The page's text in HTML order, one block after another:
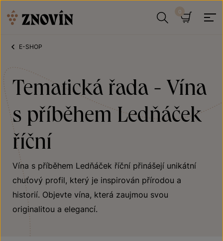
E-SHOP
Tematická řada - Vína
s příběhem Ledňáček
říční
Vína s příběhem Ledňáček říční přinášejí unikátní
chuťový profil, který je inspirován přírodou a
historií. Objevte vína, která zaujmou svou
originalitou a elegancí.